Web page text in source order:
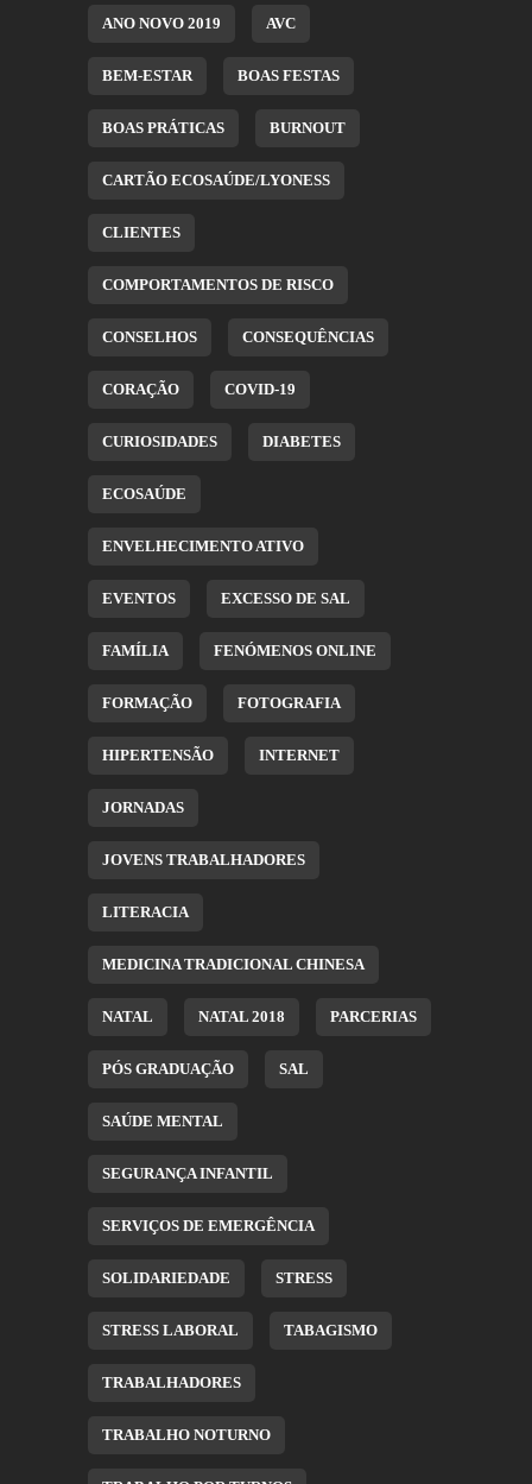
ANO NOVO 2019 AVC
BEM-ESTAR BOAS FESTAS
BOAS PRÁTICAS BURNOUT
CARTÃO ECOSAÚDE/LYONESS
CLIENTES
COMPORTAMENTOS DE RISCO
CONSELHOS CONSEQUÊNCIAS
CORAÇÃO COVID-19
CURIOSIDADES DIABETES
ECOSAÚDE
ENVELHECIMENTO ATIVO
EVENTOS EXCESSO DE SAL
FAMÍLIA FENÓMENOS ONLINE
FORMAÇÃO FOTOGRAFIA
HIPERTENSÃO INTERNET
JORNADAS
JOVENS TRABALHADORES
LITERACIA
MEDICINA TRADICIONAL CHINESA
NATAL NATAL 2018 PARCERIAS
PÓS GRADUAÇÃO SAL
SAÚDE MENTAL
SEGURANÇA INFANTIL
SERVIÇOS DE EMERGÊNCIA
SOLIDARIEDADE STRESS
STRESS LABORAL TABAGISMO
TRABALHADORES
TRABALHO NOTURNO